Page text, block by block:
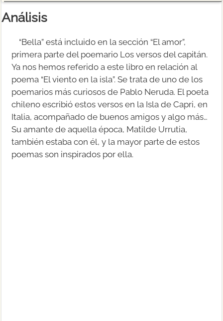
Análisis
“Bella” está incluido en la sección “El amor”,
primera parte del poemario Los versos del capitán.
Ya nos hemos referido a este libro en relación al
poema “El viento en la isla”. Se trata de uno de los
poemarios más curiosos de Pablo Neruda. El poeta
chileno escribió estos versos en la Isla de Capri, en
Italia, acompañado de buenos amigos y algo más…
Su amante de aquella época, Matilde Urrutia,
también estaba con él, y la mayor parte de estos
poemas son inspirados por ella.